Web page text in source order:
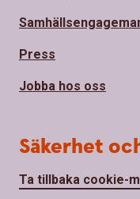
Press
Jobba hos oss
Säkerhet
Ta tillbaka cookie-